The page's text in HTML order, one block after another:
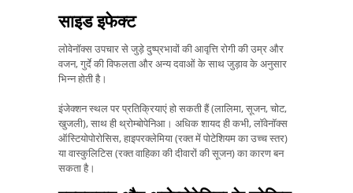
साइड इफेक्ट
लोवेनॉक्स उपचार से जुड़े दुष्प्रभावों की आवृत्ति रोगी की उम्र और
वजन, गुर्दे की विफलता और अन्य दवाओं के साथ जुड़ाव के अनुसार
भिन्न होती है।
इंजेक्शन स्थल पर प्रतिक्रियाएं हो सकती हैं (लालिमा, सूजन, चोट,
खुजली), साथ ही थ्रोम्बोपेनिआ। अधिक शायद ही कभी, लॉवेनॉक्स
ऑस्टियोपोरोसिस, हाइपरक्लेमिया (रक्त में पोटेशियम का उच्च स्तर)
या वास्कुलिटिस (रक्त वाहिका की दीवारों की सूजन) का कारण बन
सकता है।